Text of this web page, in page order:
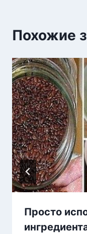
Похожие
Просто